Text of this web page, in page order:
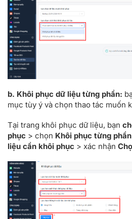
b. Khôi phục dữ liệu từng phần:
mục tùy ý và chọn thao tác muốn
Tại trang khôi phục dữ liệu, bạn
phục > chọn Khôi phục từng phần
liệu cần khôi phục > xác nhận